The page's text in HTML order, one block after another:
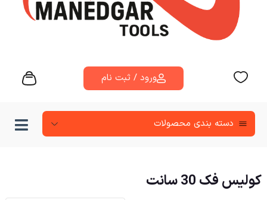
ورود / ثبت نام
دسته‌ بندی محصولات
کولیس فک 30 سانت